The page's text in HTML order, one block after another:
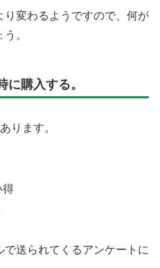
り変わるようですので、何が
。
購入する。
ります。
得
送られてくるアンケートに